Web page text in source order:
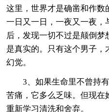
这里，世界才是确凿和作数
一日又一日，一夜又一夜，
后，发现一切不过是颠倒
是真实的。只有这个男子，
幻觉。
3、如果生命里不曾持
苦痛，它多么乏味。但现在
重新学习清洗和舍弃。